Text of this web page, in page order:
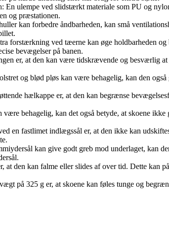
ulempe ved slidstærkt materiale som PU og
og præstationen.
kan forbedre åndbarheden, kan små
forstærkning ved tæerne kan øge holdbarheden
bevægelser på banen.
er, at den kan være tidskrævende og besværlig
og blød pløs kan være behagelig, kan den
hælkappe er, at den kan begrænse
være behagelig, kan det også betyde, at skoene
en fastlimet indlægssål er, at den ikke kan
kan give godt greb mod underlaget, kan
den kan falme eller slides af over tid. Dette kan
på 325 g er, at skoene kan føles tunge og